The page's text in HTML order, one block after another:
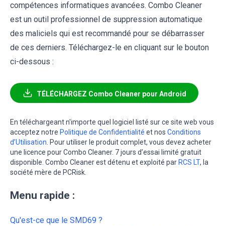
compétences informatiques avancées. Combo Cleaner
est un outil professionnel de suppression automatique
des maliciels qui est recommandé pour se débarrasser
de ces derniers. Téléchargez-le en cliquant sur le bouton
ci-dessous :
TÉLÉCHARGEZ Combo Cleaner pour Android
En téléchargeant n'importe quel logiciel listé sur ce site web vous
acceptez notre Politique de Confidentialité et nos Conditions
d’Utilisation. Pour utiliser le produit complet, vous devez acheter
une licence pour Combo Cleaner. 7 jours d’essai limité gratuit
disponible. Combo Cleaner est détenu et exploité par RCS LT, la
société mère de PCRisk.
Menu rapide :
Qu'est-ce que le SMD69 ?